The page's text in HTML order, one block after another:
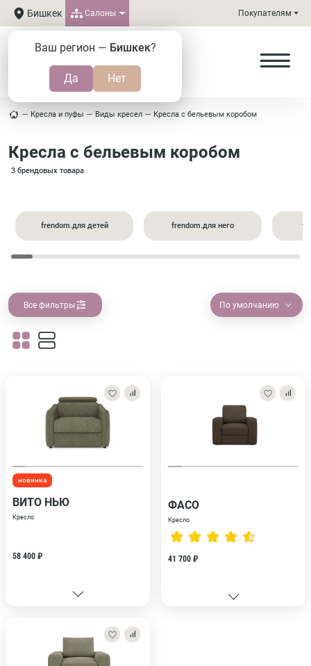
Бишкек
Ваш регион — Бишкек?
Салоны Покупателям
Кресла и пуфы Виды кресел Кресла с бельевым коробом
Кресла с бельевым коробом
3 брендовых товара
frendom.для детей frendom.для него
Все фильтры По умолчанию
новинка
ВИТО НЬЮ
Кресло
58 400 ₽
ФАСО
Кресло
41 700 ₽